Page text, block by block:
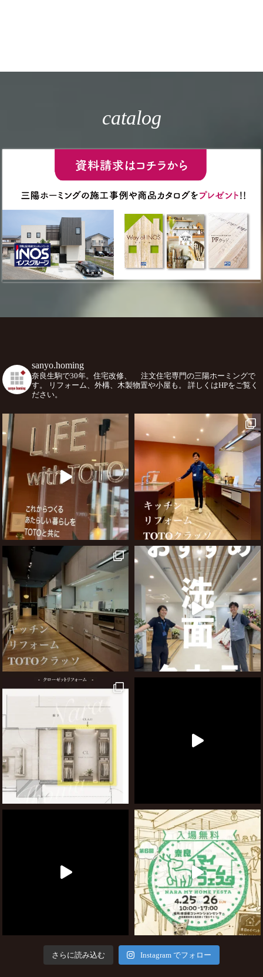
catalog
sanyo.homing
奈良生駒で30年。住宅改修、
注文住宅専門の三陽ホーミングで
す。
リフォーム、外構、木製物置や小屋も。
詳しくはHPをご覧く
ださい。
さらに読み込む Instagram でフォロー